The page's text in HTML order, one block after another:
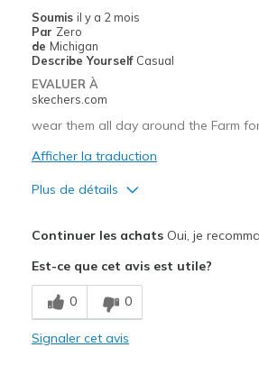
Soumis il y a 2 mois
Par Zero
de Michigan
Describe Yourself Casual
EVALUER À
skechers.com
wear them all day around the Farm for
Afficher la traduction
Plus de détails
Comfortable
Les meilleures utilisations
Casual Wear
Continuer les achatsOui, je
Est-ce que cet avis est utile?
0 0
Signaler cet avis